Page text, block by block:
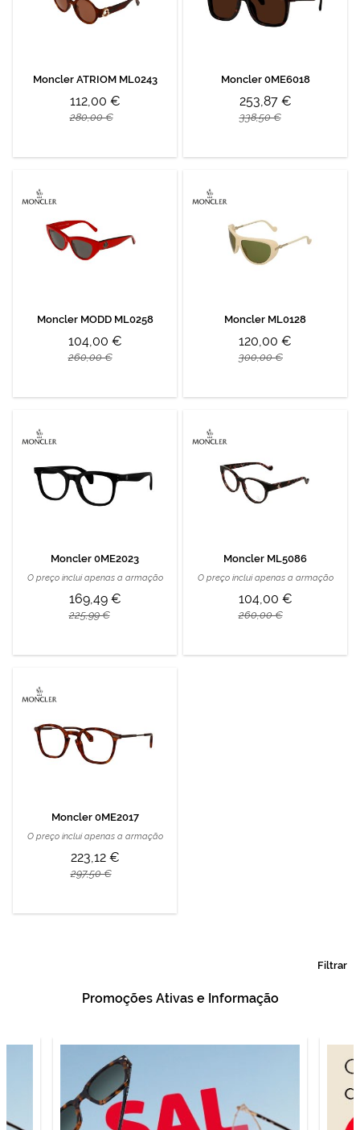
Moncler ATRIOM ML0243
112,00 €
280,00 €
Moncler 0ME6018
253,87 €
338,50 €
Moncler MODD ML0258
104,00 €
260,00 €
Moncler ML0128
120,00 €
300,00 €
Moncler 0ME2023
O preço inclui apenas a armação
169,49 €
225,99 €
Moncler ML5086
O preço inclui apenas a armação
104,00 €
260,00 €
Moncler 0ME2017
O preço inclui apenas a armação
223,12 €
297,50 €
Filtrar
Promoções Ativas e Informação